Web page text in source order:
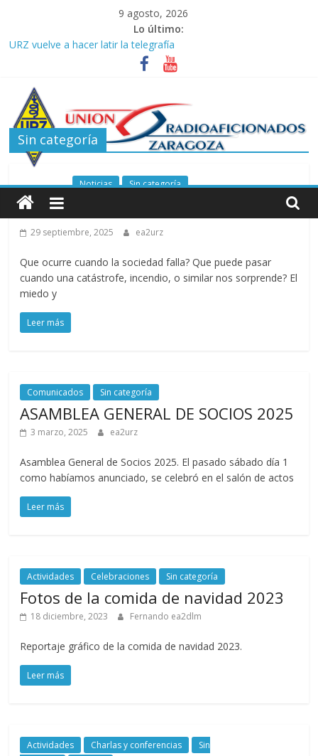
contenido
9 agosto, 2026
Lo último:
URZ vuelve a hacer latir la telegrafía
Verano, radio y buenas ondas: ideas para seguir disfrutando de
Promoción de Verano ICOM en Promodis Telecom
Nueva ubicación de la Jefatura Provincial de Inspección de las
Telecomunicaciones de Zaragoza. Información de interés para
los radioaficionados
La cantera de URZ vuelve a hacerse escuchar en el YOTA
Contest
Unión
de
Radioaficionados
de
Zaragoza
Sin categoría
Noticias Sin categoría
29 septiembre, 2025 ea2urz
Que ocurre cuando la sociedad falla? Que puede pasar
cuando una catástrofe, incendio, o similar nos sorprende? El
miedo y
Leer más
Comunicados Sin categoría
ASAMBLEA GENERAL DE SOCIOS 2025
3 marzo, 2025 ea2urz
Asamblea General de Socios 2025. El pasado sábado día 1
como habíamos anunciado, se celebró en el salón de actos
Leer más
Actividades Celebraciones Sin categoría
Fotos de la comida de navidad 2023
18 diciembre, 2023 Fernando ea2dlm
Reportaje gráfico de la comida de navidad 2023.
Leer más
Actividades Charlas y conferencias
Sin